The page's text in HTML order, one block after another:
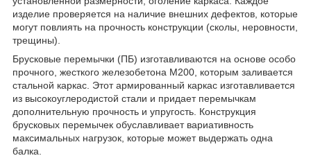
изделие проверяется на наличие внешних дефектов, которые
могут повлиять на прочность конструкции (сколы, неровности,
трещины).
Брусковые перемычки (ПБ) изготавливаются на основе особо
прочного, жесткого железобетона М200, которым заливается
стальной каркас. Этот армированный каркас изготавливается
из высокоуглеродистой стали и придает перемычкам
дополнительную прочность и упругость. Конструкция
брусковых перемычек обуславливает вариативность
максимальных нагрузок, которые может выдержать одна
балка.